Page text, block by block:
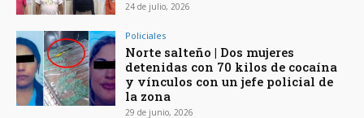
24 de julio, 2026
Policiales
Norte salteño | Dos mujeres
detenidas con 70 kilos de cocaína
y vínculos con un jefe policial de
la zona
29 de junio, 2026